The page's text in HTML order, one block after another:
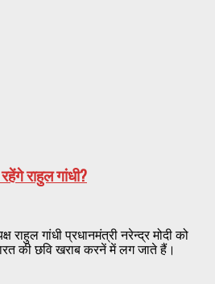
राहुल गांधी?
राहुल गांधी प्रधानमंत्री नरेन्द्र मोदी को
की छवि खराब करनें में लग जाते हैं।